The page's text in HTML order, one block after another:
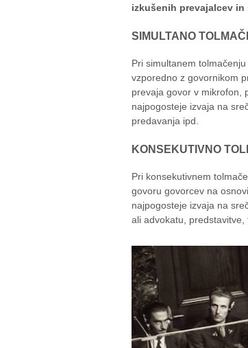
izkušenih prevajalcev in
SIMULTANO
Pri simultanem
vzporedno z govornikom
prevaja govor v mikrofon,
najpogosteje izvaja na
predavanja ipd.
KONSEKUTIVNO
Pri konsekutivnem
govoru govorcev na
najpogosteje izvaja na
ali advokatu, predstavitve,